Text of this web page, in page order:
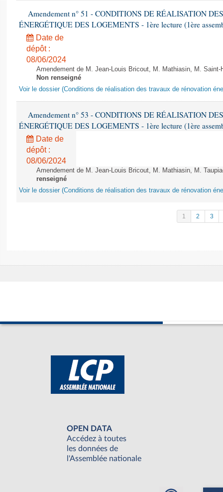
Amendement n° 51 - CONDITIONS DE RÉALISATION
ÉNERGÉTIQUE DES LOGEMENTS - 1ère lecture (1ère
Date de
dépôt :
08/06/2024
Amendement de M. Jean-Louis Bricout, M. Mathiasin, M.
Non renseigné
Voir le dossier (Conditions de réalisation des travaux de rénovation
Amendement n° 53 - CONDITIONS DE RÉALISATION
ÉNERGÉTIQUE DES LOGEMENTS - 1ère lecture (1ère
Date de
dépôt :
08/06/2024
Amendement de M. Jean-Louis Bricout, M. Mathiasin, M.
renseigné
Voir le dossier (Conditions de réalisation des travaux de rénovation
1 2 3
OPEN DATA
Accédez à toutes
les données de
l'Assemblée nationale